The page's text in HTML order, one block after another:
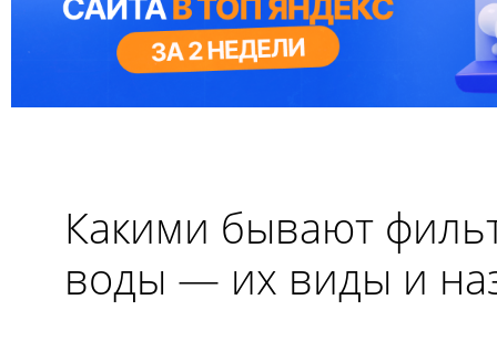
Какими бывают
воды — их виды и